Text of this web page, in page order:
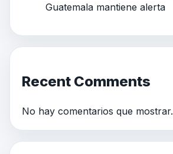
Guatemala mantiene alerta
Recent Comments
No hay comentarios que mostrar.